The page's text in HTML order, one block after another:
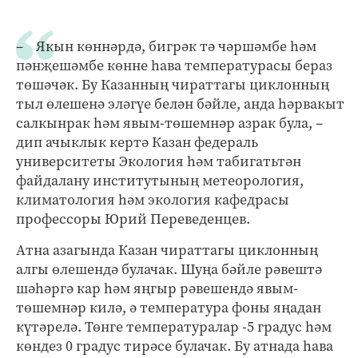
– Якын көннәрдә, бигрәк тә чәршәмбе һәм
пәнҗешәмбе көнне һава температурасы бераз
төшәчәк. Бу Казанның чираттагы циклонның
тыл өлешенә эләгүе белән бәйле, анда һәрвакыт
салкынрак һәм явым-төшемнәр азрак була, –
дип ачыклык кертә Казан федераль
университеты Экология һәм табигатьтән
файдалану институтының метеорология,
климатология һәм экология кафедрасы
профессоры Юрий Переведенцев.
Атна азагында Казан чираттагы циклонның
алгы өлешендә булачак. Шуңа бәйле рәвештә
шәһәргә кар һәм яңгыр рәвешендә явым-
төшемнәр килә, ә температура фоны яңадан
күтәрелә. Төнге температуралар -5 градус һәм
көндез 0 градус тирәсе булачак. Бу атнада һава